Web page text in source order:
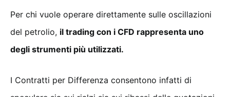
Per chi vuole operare direttamente sulle oscillazioni
del petrolio, il trading con i CFD rappresenta uno
degli strumenti più utilizzati.
I Contratti per Differenza consentono infatti di